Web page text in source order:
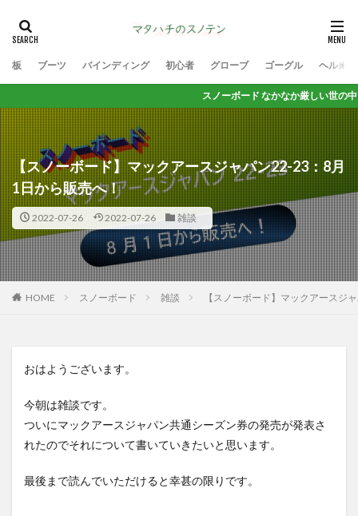
板 ブーツ バインディング 初心者 グローブ ゴーグル ヘルメ
スノーボード なかなか厳しい世の中だけど 思い
【スノーボード】マックアースジャパン22-23：8月
1日から販売へ！
2022-07-26 2022-07-26 雑談
HOME スノーボード 雑談 【スノーボード】マックアースジ
おはようございます。
今朝は雑談です。
ついにマックアースジャパン共通シーズン券の発売が発表さ
れたのでそれについて書いていきたいと思います。
最後まで読んでいただけると幸甚の限りです。